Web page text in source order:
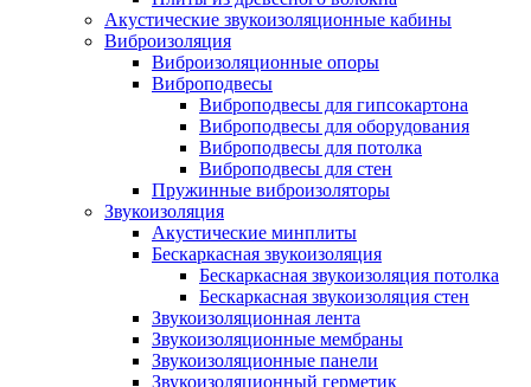
Акустические звукоизоляционные кабины
Виброизоляция
Виброизоляционные опоры
Виброподвесы
Виброподвесы для гипсокартона
Виброподвесы для оборудования
Виброподвесы для потолка
Виброподвесы для стен
Пружинные виброизоляторы
Звукоизоляция
Акустические минплиты
Бескаркасная звукоизоляция
Бескаркасная звукоизоляция потолка
Бескаркасная звукоизоляция стен
Звукоизоляционная лента
Звукоизоляционные мембраны
Звукоизоляционные панели
Звукоизоляционный герметик